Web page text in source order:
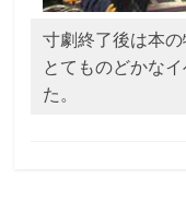
寸劇終了後は本
とてものどかな
た。